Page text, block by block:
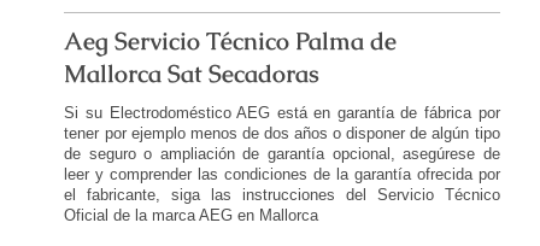
Aeg Servicio Técnico Palma de
Mallorca Sat Secadoras
Si su Electrodoméstico AEG está en garantía de fábrica por
tener por ejemplo menos de dos años o disponer de algún tipo
de seguro o ampliación de garantía opcional, asegúrese de
leer y comprender las condiciones de la garantía ofrecida por
el fabricante, siga las instrucciones del Servicio Técnico
Oficial de la marca AEG en Mallorca